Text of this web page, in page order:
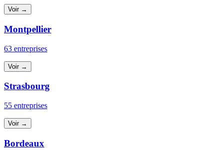
Voir →
Montpellier
63 entreprises
Voir →
Strasbourg
55 entreprises
Voir →
Bordeaux